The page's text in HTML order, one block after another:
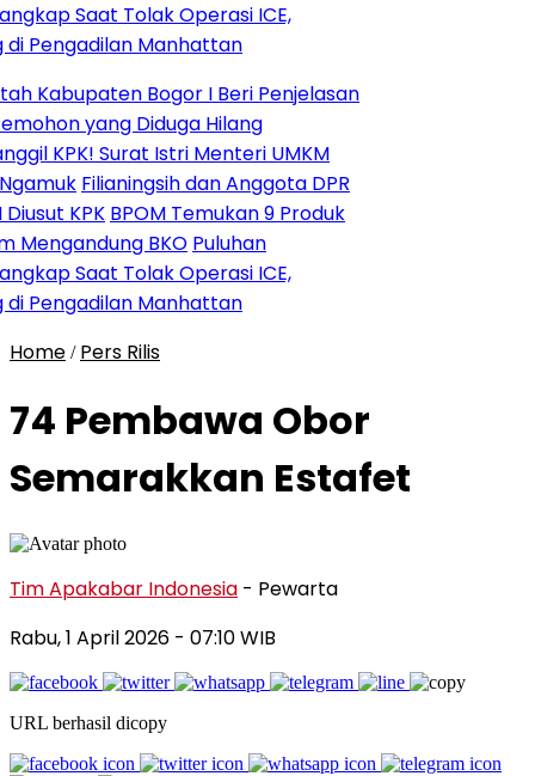
Tolak Operasi ICE,
Manhattan
Bogor I Beri Penjelasan
Diduga Hilang
Surat Istri Menteri UMKM
Filianingsih dan Anggota DPR
BPOM Temukan 9 Produk
BKOPuluhan
Tolak Operasi ICE,
Manhattan
Home / Pers Rilis
74 Pembawa Obor
Semarakkan Estafet
Tim Apakabar Indonesia - Pewarta
Rabu, 1 April 2026 - 07:10 WIB
URL berhasil dicopy